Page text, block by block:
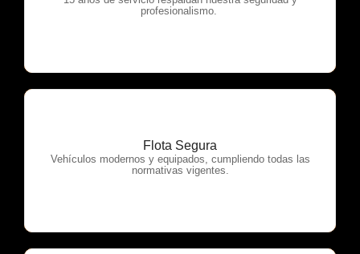
profesionalismo.
Flota Segura
Vehículos modernos y equipados, cumpliendo todas las
normativas vigentes.
OTP Servicios